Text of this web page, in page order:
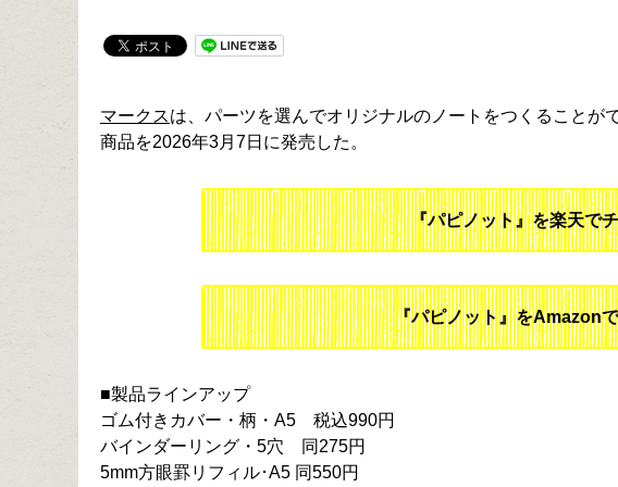
マークスは、パーツを選んでオリジナルのノートをつくること
商品を2026年3月7日に発売した。
『パピノット』を楽天で
『パピノット』をAmazon
■製品ラインアップ
ゴム付きカバー・柄・A5 税込990円
バインダーリング・5穴 同275円
5mm方眼罫リフィル･A5 同550円